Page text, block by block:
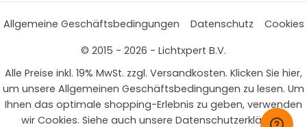
Allgemeine Geschäftsbedingungen Datenschutz
Cookies
© 2015 - 2026 - Lichtxpert B.V.
Alle Preise inkl. 19% MwSt. zzgl. Versandkosten. Klicken Sie hier,
um unsere Allgemeinen Geschäftsbedingungen zu lesen. Um
Ihnen das optimale shopping-Erlebnis zu geben, verwenden
wir Cookies. Siehe auch unsere Datenschutzerklärung.